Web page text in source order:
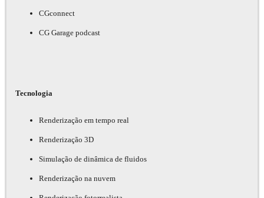
CGconnect
CG Garage podcast
Tecnologia
Renderização em tempo real
Renderização 3D
Simulação de dinâmica de fluidos
Renderização na nuvem